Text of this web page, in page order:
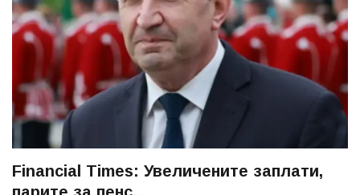
Financial Times: Увеличените заплати,